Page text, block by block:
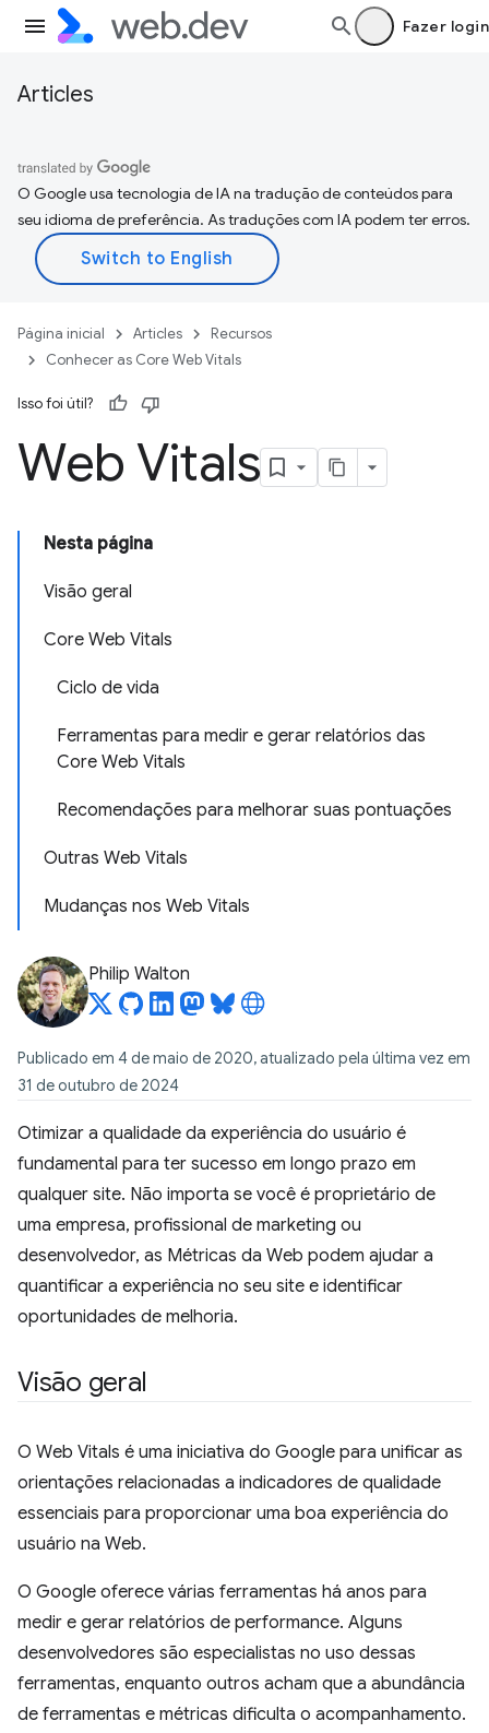
Fazer login
Articles
O Google usa tecnologia de IA na tradução de conteúdos para
seu idioma de preferência. As traduções com IA podem ter erros.
Página inicial Articles
Recursos
Conhecer as Core Web Vitals
Isso foi útil?
Web Vitals
Nesta página
Visão geral
Core Web Vitals
Ciclo de vida
Ferramentas para medir e gerar relatórios das
Core Web Vitals
Recomendações para melhorar suas pontuações
Outras Web Vitals
Mudanças nos Web Vitals
Philip Walton
Publicado em 4 de maio de 2020, atualizado pela última vez em
31 de outubro de 2024
Otimizar a qualidade da experiência do usuário é
fundamental para ter sucesso em longo prazo em
qualquer site. Não importa se você é proprietário de
uma empresa, profissional de marketing ou
desenvolvedor, as Métricas da Web podem ajudar a
quantificar a experiência no seu site e identificar
oportunidades de melhoria.
Visão geral
O Web Vitals é uma iniciativa do Google para unificar as
orientações relacionadas a indicadores de qualidade
essenciais para proporcionar uma boa experiência do
usuário na Web.
O Google oferece várias ferramentas há anos para
medir e gerar relatórios de performance. Alguns
desenvolvedores são especialistas no uso dessas
ferramentas, enquanto outros acham que a abundância
de ferramentas e métricas dificulta o acompanhamento.